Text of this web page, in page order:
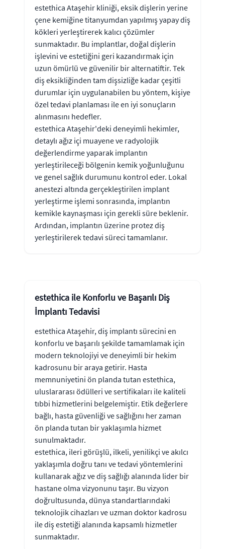
estethica Ataşehir kliniği, eksik dişlerin yerine
çene kemiğine titanyumdan yapılmış yapay diş
kökleri yerleştirerek kalıcı çözümler
sunmaktadır. Bu implantlar, doğal dişlerin
işlevini ve estetiğini geri kazandırmak için
uzun ömürlü ve güvenilir bir alternatiftir. Tek
diş eksikliğinden tam dişsizliğe kadar çeşitli
durumlar için uygulanabilen bu yöntem, kişiye
özel tedavi planlaması ile en iyi sonuçların
alınmasını hedefler.
estethica Ataşehir'deki deneyimli hekimler,
detaylı ağız içi muayene ve radyolojik
değerlendirme yaparak implantın
yerleştirileceği bölgenin kemik yoğunluğunu
ve genel sağlık durumunu kontrol eder. Lokal
anestezi altında gerçekleştirilen implant
yerleştirme işlemi sonrasında, implantın
kemikle kaynaşması için gerekli süre beklenir.
Ardından, implantın üzerine protez diş
yerleştirilerek tedavi süreci tamamlanır.
estethica ile Konforlu ve Başarılı Diş
İmplantı Tedavisi
estethica Ataşehir, diş implantı sürecini en
konforlu ve başarılı şekilde tamamlamak için
modern teknolojiyi ve deneyimli bir hekim
kadrosunu bir araya getirir. Hasta
memnuniyetini ön planda tutan estethica,
uluslararası ödülleri ve sertifikaları ile kaliteli
tıbbi hizmetlerini belgelemiştir. Etik değerlere
bağlı, hasta güvenliği ve sağlığını her zaman
ön planda tutan bir yaklaşımla hizmet
sunulmaktadır.
estethica, ileri görüşlü, ilkeli, yenilikçi ve akılcı
yaklaşımla doğru tanı ve tedavi yöntemlerini
kullanarak ağız ve diş sağlığı alanında lider bir
hastane olma vizyonunu taşır. Bu vizyon
doğrultusunda, dünya standartlarındaki
teknolojik cihazları ve uzman doktor kadrosu
ile diş estetiği alanında kapsamlı hizmetler
sunmaktadır.